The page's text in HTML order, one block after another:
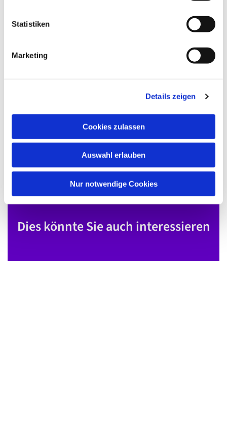
Statistiken
Marketing
Details zeigen
Cookies zulassen
Auswahl erlauben
Nur notwendige Cookies
Dies könnte Sie auch interessieren